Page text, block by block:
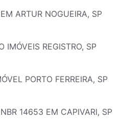
ARTUR NOGUEIRA, SP
IMÓVEIS REGISTRO, SP
PORTO FERREIRA, SP
14653 EM CAPIVARI, SP